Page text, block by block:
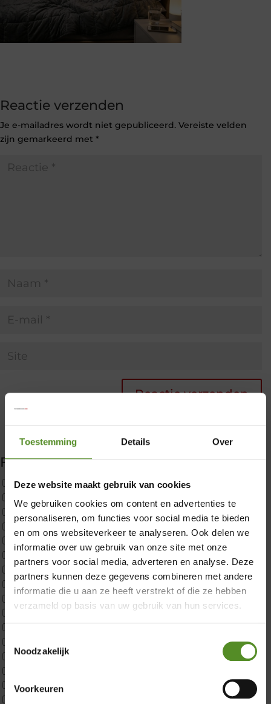
Toestemming Details Over
Deze website maakt gebruik van cookies
We gebruiken cookies om content en advertenties te
personaliseren, om functies voor social media te bieden
en om ons websiteverkeer te analyseren. Ook delen we
informatie over uw gebruik van onze site met onze
partners voor social media, adverteren en analyse. Deze
partners kunnen deze gegevens combineren met andere
informatie die u aan ze heeft verstrekt of die ze hebben
verzameld op basis van uw gebruik van hun services.
Toestemmingsselectie
Noodzakelijk
Voorkeuren
Reactie verzenden
Je e-mailadres wordt niet gepubliceerd. Vereiste velden
zijn gemarkeerd met *
Filter producten
Uncategorized
Custom
CustomBoxspring
ErkendMatras 2 Pers
ErkendMatras twijfelaar product
Matrassen
P650 1 pers
P650 TwijfelaarDonderdag 12:00 – 17:00
×